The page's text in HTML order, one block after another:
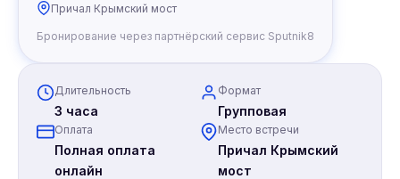
Длительность
3 часа
Формат
Групповая
Оплата
Полная оплата
онлайн
Место встречи
Причал Крымский
мост
Причал Крымский мост
Бронирование через партнёрский сервис Sputnik8